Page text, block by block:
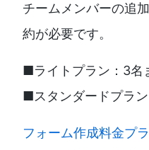
チームメンバーの追
約が必要です。
■ライトプラン：3名
■スタンダードプラ
フォーム作成料金プ